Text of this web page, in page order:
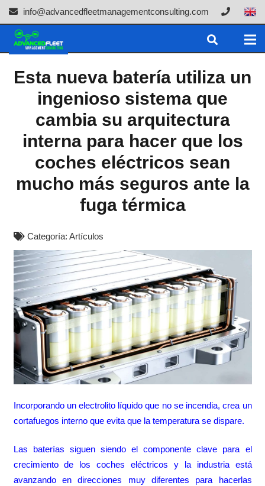
info@advancedfleetmanagementconsulting.com
Esta nueva batería utiliza un
ingenioso sistema que
cambia su arquitectura
interna para hacer que los
coches eléctricos sean
mucho más seguros ante la
fuga térmica
Categoría: Artículos
Incorporando un electrolito líquido que no se incendia, crea un
cortafuegos interno que evita que la temperatura se dispare.
Las baterías siguen siendo el componente clave para el
crecimiento de los coches eléctricos y la industria está
avanzando en direcciones muy diferentes para hacerlas